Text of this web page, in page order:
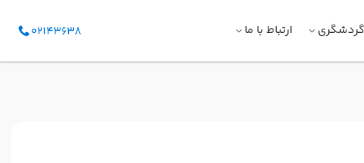
ارتباط با ما 02143638